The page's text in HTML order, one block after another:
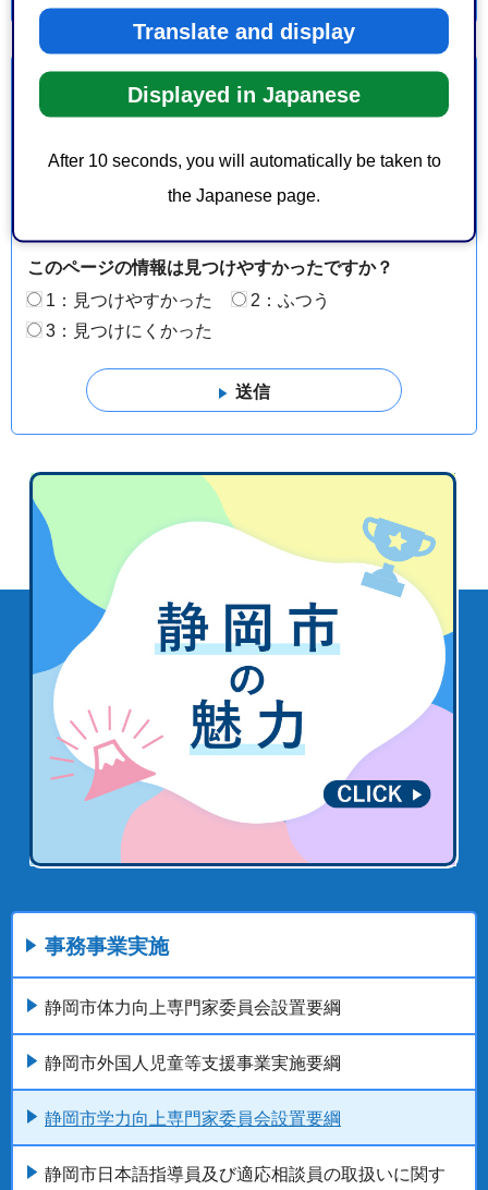
Translate and display
Displayed in Japanese
After 10 seconds, you will automatically be taken to
the Japanese page.
より良いウェブサイトにするためにみなさまのご意
見をお聞かせください
このページの情報は役に立ちましたか？
2：ふつう
このページの情報は見つけやすかったですか？
1：見つけやすかった
2：ふつう
3：見つけにくかった
事務事業実施
静岡市体力向上専門家委員会設置要綱
静岡市外国人児童等支援事業実施要綱
静岡市学力向上専門家委員会設置要綱
静岡市日本語指導員及び適応相談員の取扱いに関す